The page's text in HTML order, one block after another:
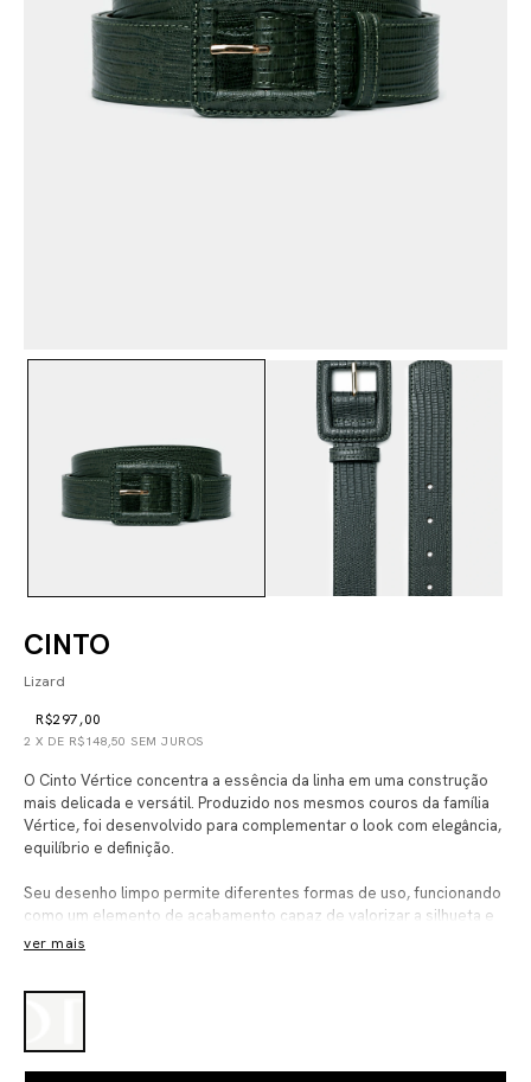
CINTO
Lizard
R$297,00
2 X DE R$148,50 SEM JUROS
O Cinto Vértice concentra a essência da linha em uma construção
mais delicada e versátil. Produzido nos mesmos couros da família
Vértice, foi desenvolvido para complementar o look com elegância,
equilíbrio e definição.
Seu desenho limpo permite diferentes formas de uso, funcionando
como um elemento de acabamento capaz de valorizar a silhueta e
reforçar a identidade da composição.
naturalidade.
ver mais